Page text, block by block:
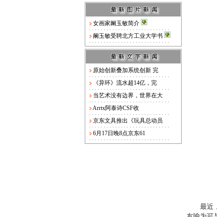
女画家阚玉敏简介
阚玉敏受聘北方工业大学书
原始创新叠加系统创新 完
《异环》流水超14亿，完
当艺术没有边界，世界在大
Arrtx阿泰诗CSF收
京东文具推出《玩具总动员
6月17日晚8点京东61
最近，